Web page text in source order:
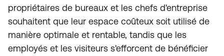
propriétaires de bureaux et les chefs d'entreprise
souhaitent que leur espace coûteux soit utilisé de
manière optimale et rentable, tandis que les
employés et les visiteurs s'efforcent de bénéficier